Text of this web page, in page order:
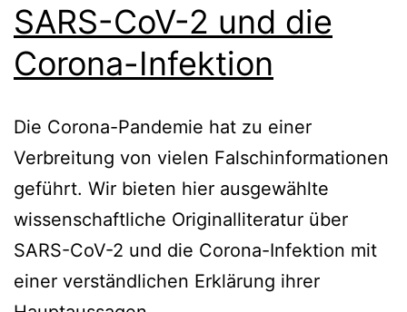
SARS-CoV-2 und die
Corona-Infektion
Die Corona-Pandemie hat zu einer
Verbreitung von vielen Falschinformationen
geführt. Wir bieten hier ausgewählte
wissenschaftliche Originalliteratur über
SARS-CoV-2 und die Corona-Infektion mit
einer verständlichen Erklärung ihrer